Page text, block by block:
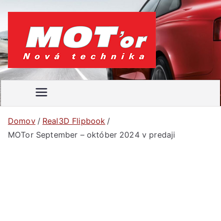
obsah
MOT'
or
Váš
motoristický
časopis
Domov
Real3D Flipbook
MOTor September – október 2024 v predaji